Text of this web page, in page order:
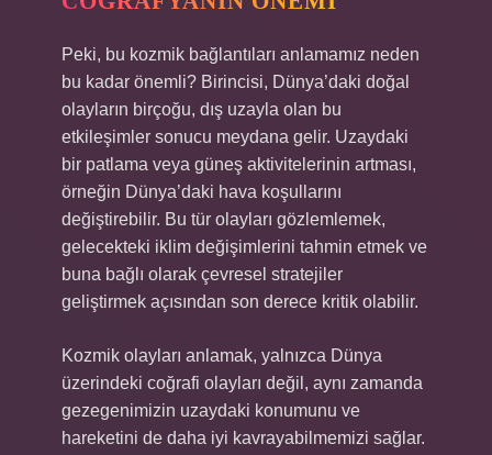
Peki, bu kozmik bağlantıları anlamamız neden
bu kadar önemli? Birincisi, Dünya’daki doğal
olayların birçoğu, dış uzayla olan bu
etkileşimler sonucu meydana gelir. Uzaydaki
bir patlama veya güneş aktivitelerinin artması,
örneğin Dünya’daki hava koşullarını
değiştirebilir. Bu tür olayları gözlemlemek,
gelecekteki iklim değişimlerini tahmin etmek ve
buna bağlı olarak çevresel stratejiler
geliştirmek açısından son derece kritik olabilir.
Kozmik olayları anlamak, yalnızca Dünya
üzerindeki coğrafi olayları değil, aynı zamanda
gezegenimizin uzaydaki konumunu ve
hareketini de daha iyi kavrayabilmemizi sağlar.